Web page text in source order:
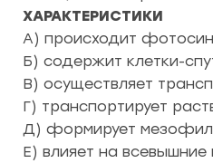
ХАРАКТЕРИСТИКИ
A) происходит
Б) содержит клетки-
В) осуществляет
Г) транспортирует
Д) формирует
Е) влияет на